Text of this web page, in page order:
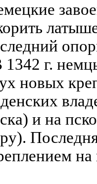
г.
новых
и на
на